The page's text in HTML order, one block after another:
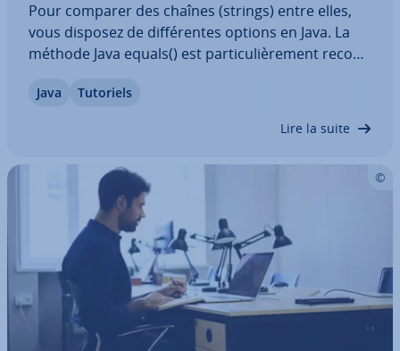
Pour comparer des chaînes (strings) entre elles,
vous disposez de dif­fé­rentes options en Java. La
méthode Java equals() est par­ti­cu­liè­re­ment re­com­
adaptée. Nous vous ex­pli­quons le fonc­tion­ne­ment
Java Tutoriels
Lire la suite